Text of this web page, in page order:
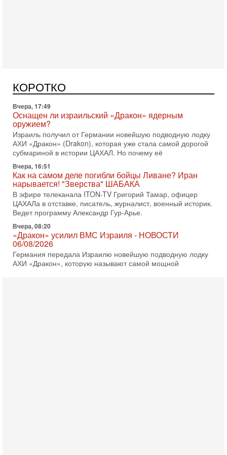
КОРОТКО
еврейский политический альянс? Что произойдет с
политическим раскладом сил, если арабский список
Вчера, 17:49
Оснащен ли израильский «Дракон» ядерным
оружием?
Израиль получил от Германии новейшую подводную лодку
АХИ «Дракон» (Drakon), которая уже стала самой дорогой
субмариной в истории ЦАХАЛ. Но почему её
Вчера, 16:51
Как на самом деле погибли бойцы Ливане? Иран
нарывается! "Зверства" ШАБАКА
В эфире телеканала ITON-TV Григорий Тамар, офицер
ЦАХАЛа в отставке, писатель, журналист, военный историк.
Ведет программу Александр Гур-Арье.
Вчера, 08:20
«Дракон» усилил ВМС Израиля - НОВОСТИ
06/08/2026
Германия передала Израилю новейшую подводную лодку
АХИ «Дракон», которую называют самой мощной